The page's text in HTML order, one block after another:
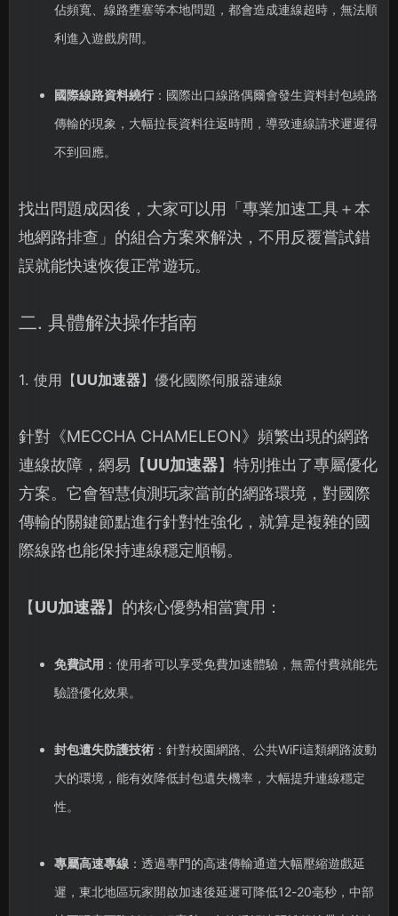
佔頻寬、線路壅塞等本地問題，都會造成連線超時，無法順
利進入遊戲房間。
國際線路資料繞行：國際出口線路偶爾會發生資料封包繞路
傳輸的現象，大幅拉長資料往返時間，導致連線請求遲遲得
不到回應。
找出問題成因後，大家可以用「專業加速工具＋本
地網路排查」的組合方案來解決，不用反覆嘗試錯
誤就能快速恢復正常遊玩。
二. 具體解決操作指南
1. 使用【UU加速器】優化國際伺服器連線
針對《MECCHA CHAMELEON》頻繁出現的網路
連線故障，網易【UU加速器】特別推出了專屬優化
方案。它會智慧偵測玩家當前的網路環境，對國際
傳輸的關鍵節點進行針對性強化，就算是複雜的國
際線路也能保持連線穩定順暢。
【UU加速器】的核心優勢相當實用：
免費試用 ：使用者可以享受免費加速體驗，無需付費就能先
驗證優化效果。
封包遺失防護技術：針對校園網路、公共WiFi這類網路波動
大的環境，能有效降低封包遺失機率，大幅提升連線穩定
性。
專屬高速專線：透過專門的高速傳輸通道大幅壓縮遊戲延
遲，東北地區玩家開啟加速後延遲可降低12-20毫秒，中部